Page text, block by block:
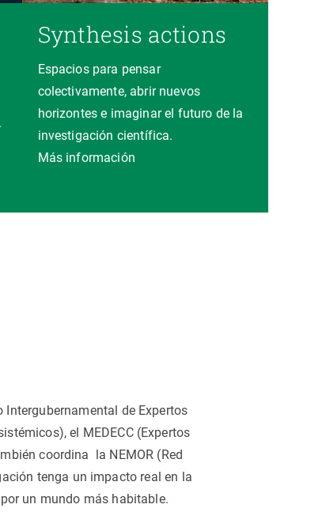
Synthesis actions
Espacios para pensar
colectivamente, abrir nuevos
horizontes e imaginar el futuro de la
investigación científica.
Más información
Intergubernamental de Expertos
el MEDECC (Expertos
coordina la NEMOR (Red
tenga un impacto real en la
un mundo más habitable.